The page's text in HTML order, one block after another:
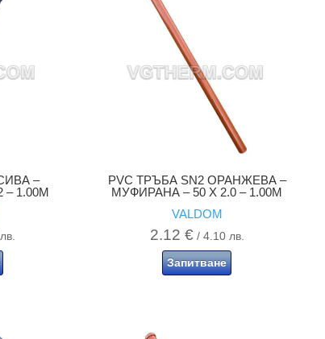
–
1.00M
PVC ТРЪБА SN2 ОРАНЖЕВА –
МУФИРАНА – 50 X 2.0 – 1.00M
VALDOM
2.12 € / 4.10 лв.
Запитване